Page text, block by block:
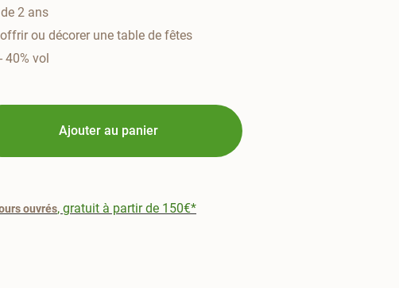
2 ans
ou décorer une table de fêtes
40% vol
Ajouter au panier
ouvrés, gratuit à partir de 150€*